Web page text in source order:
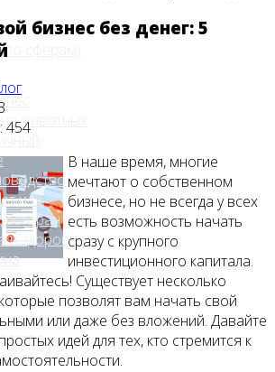
сферам)
животных
и IT
и здоровье
в ТЦ
бизнес без денег: 5
454
В наше время, многие
мечтают о собственном
бизнесе, но не всегда у всех
есть возможность начать
сразу с крупного
инвестиционного капитала.
Существует несколько
позволят вам начать свой
или даже без вложений. Давайте
идей для тех, кто стремится к